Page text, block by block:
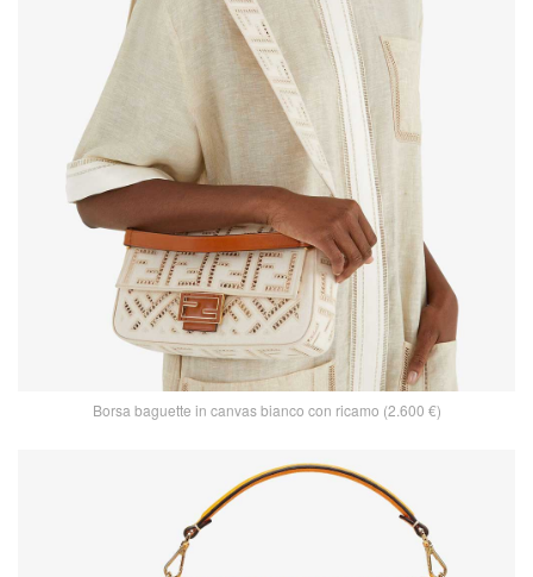
Borsa baguette in canvas bianco con ricamo (2.600 €)